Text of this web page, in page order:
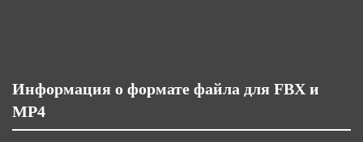
Информация о формате файла для FBX и
MP4